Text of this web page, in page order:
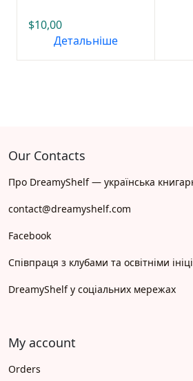
$10,00
Детальніше
Our Contacts
Про DreamyShelf — українська
contact@dreamyshelf.com
Facebook
Співпраця з клубами та освітніми
DreamyShelf у соціальних мережах
My account
Orders